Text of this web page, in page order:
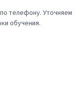
телефону. Уточняем
обучения.